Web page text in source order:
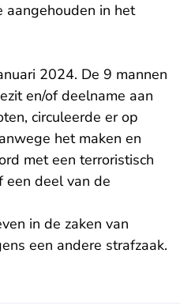
aangehouden in het
2024. De 9 mannen
en/of deelname aan
circuleerde er op
het maken en
met een terroristisch
een deel van de
in de zaken van
een andere strafzaak.